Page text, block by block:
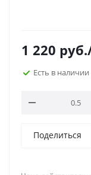
1 220 руб.
Есть в наличии
Поделиться